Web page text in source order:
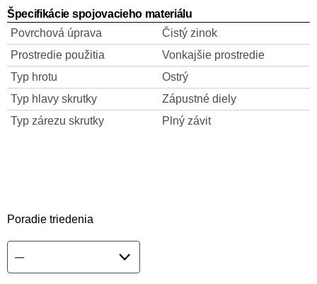
Špecifikácie spojovacieho materiálu
Povrchová úprava
Čistý zinok
Prostredie použitia
Vonkajšie prostredie
Typ hrotu
Ostrý
Typ hlavy skrutky
Zápustné diely
Typ zárezu skrutky
Plný závit
Poradie triedenia